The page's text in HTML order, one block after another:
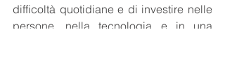
difficoltà quotidiane e di investire nelle
persone, nella tecnologia e in una